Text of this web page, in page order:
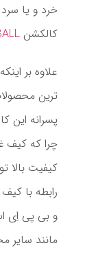
خرد و یا
کالکشن
ترین
پسرانه این
کیفیت بالا
و بی پی اِی
مانند سایر